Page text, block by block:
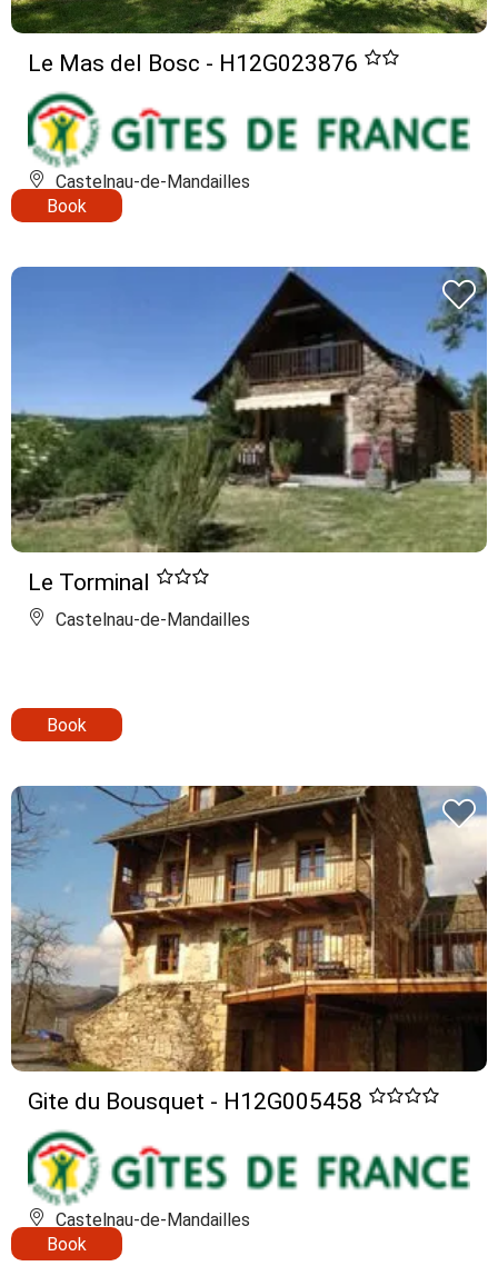
Le Mas del Bosc - H12G023876
Castelnau-de-Mandailles
Book
Le Torminal
Castelnau-de-Mandailles
Book
Gite du Bousquet - H12G005458
Castelnau-de-Mandailles
Book